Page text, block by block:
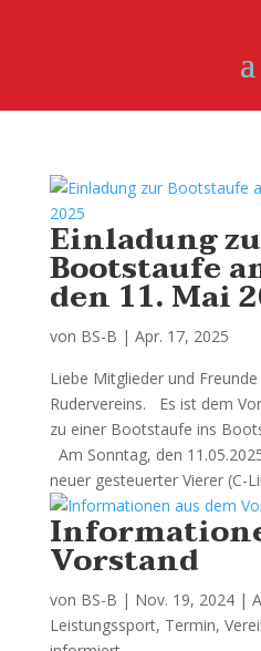
Einladung
Bootstaufe
den 11. Mai
von BS-B | Apr. 17, 2025
Liebe Mitglieder und
Rudervereins. Es ist dem
zu einer Bootstaufe ins
Am Sonntag, den
neuer gesteuerter Vierer (C-
Vorstand
von BS-B | Nov. 19, 2024|
Leistungssport, Termin,